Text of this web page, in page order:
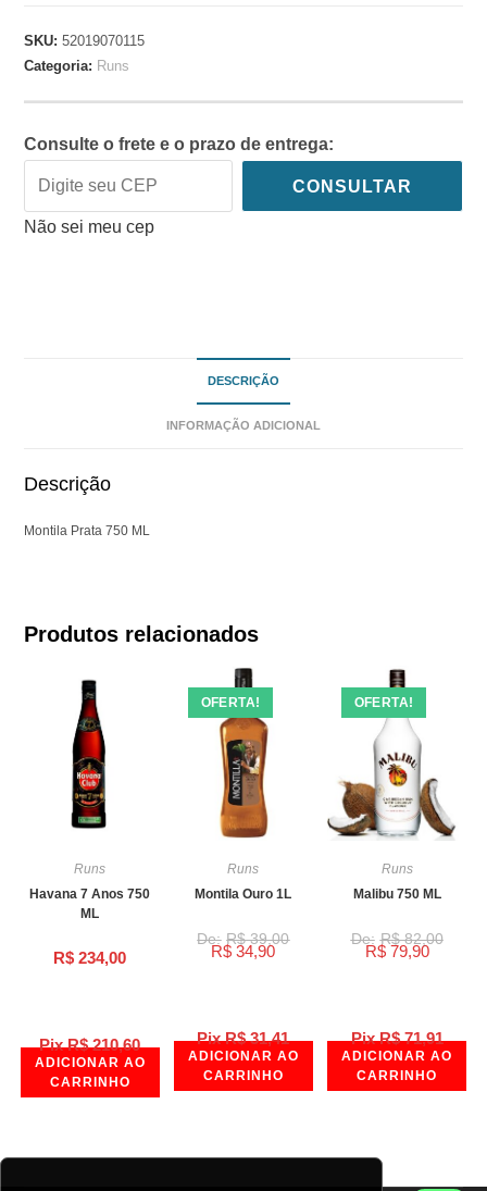
SKU:52019070115
Categoria: Runs
Consulte o frete e o prazo de entrega:
CONSULTAR
Não sei meu cep
DESCRIÇÃO
INFORMAÇÃO ADICIONAL
Descrição
Montila Prata 750 ML
Produtos relacionados
Pix R$210,60
Runs
Havana 7 Anos 750
ML
R$ 234,00
ADICIONAR AO
CARRINHO
Pix R$31,41
OFERTA!
Runs
Montila Ouro 1L
R$39,00
R$ 34,90
ADICIONAR AO
CARRINHO
Pix R$71,91
OFERTA!
Runs
Malibu 750 ML
R$82,00
R$79,90
ADICIONAR AO
CARRINHO